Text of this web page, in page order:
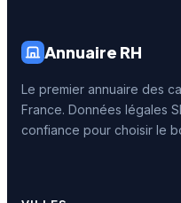
Annuaire RH
Le premier annuaire des
France. Données légales
confiance pour choisir le